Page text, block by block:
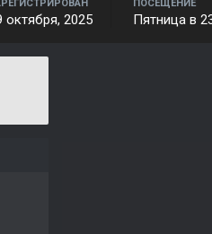
октября, 2025
ПОСЕЩЕНИЕ
Пятница в